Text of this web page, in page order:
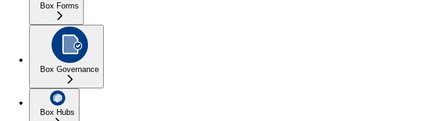
Box Forms
Box Governance
Box Hubs